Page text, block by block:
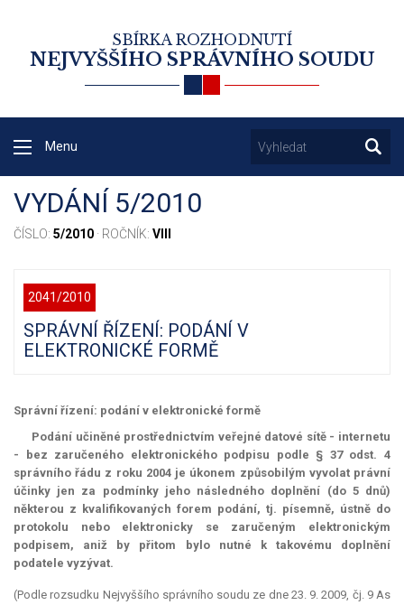
SBÍRKA ROZHODNUTÍ
NEJVYŠŠÍHO SPRÁVNÍHO SOUDU
Menu
VYDÁNÍ 5/2010
ČÍSLO: 5/2010 · ROČNÍK: VIII
2041/2010
SPRÁVNÍ ŘÍZENÍ: PODÁNÍ V
ELEKTRONICKÉ FORMĚ
Správní řízení: podání v elektronické formě
Podání učiněné prostřednictvím veřejné datové sítě - internetu
- bez zaručeného elektronického podpisu podle § 37 odst. 4
správního řádu z roku 2004 je úkonem způsobilým vyvolat právní
účinky jen za podmínky jeho následného doplnění (do 5 dnů)
některou z kvalifikovaných forem podání, tj. písemně, ústně do
protokolu nebo elektronicky se zaručeným elektronickým
podpisem, aniž by přitom bylo nutné k takovému doplnění
podatele vyzývat.
(Podle rozsudku Nejvyššího správního soudu ze dne 23. 9. 2009, čj. 9 As